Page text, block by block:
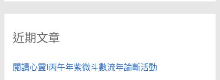
關
字
近期文章
閱讀心靈|丙午年紫微斗數流年論斷活動